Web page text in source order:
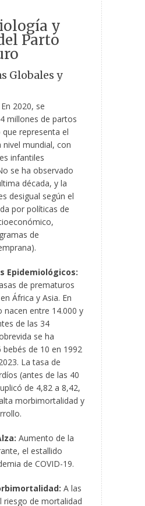
y
Parto
Globales y
En 2020, se
millones de partos
representa el
nivel mundial, con
infantiles
se ha observado
década, y la
desigual según el
por políticas de
de
Epidemiológicos:
de prematuros
África y Asia. En
nacen entre 14.000 y
de las 34
se ha
bebés de 10 en 1992
La tasa de
(antes de las 40
de 4,82 a 8,42,
morbimortalidad y
Aumento de la
el estallido
de COVID-19.
A las
riesgo de mortalidad